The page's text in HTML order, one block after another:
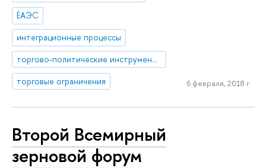
ЕАЭС
интеграционные процессы
торгово-политические инструменты
торговые ограничения
6 февраля, 2018 г.
Второй Всемирный
зерновой форум